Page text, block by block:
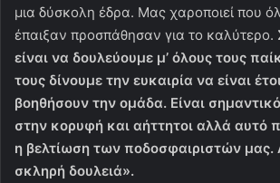
μια δύσκολη έδρα. Μας χαροποιεί που
έπαιξαν προσπάθησαν για το καλύτερο.
είναι να δουλεύουμε μ’ όλους τους
τους δίνουμε την ευκαιρία να είναι
βοηθήσουν την ομάδα. Είναι
στην κορυφή και αήττητοι αλλά αυτό
η βελτίωση των ποδοσφαιριστών μας.
σκληρή δουλειά».